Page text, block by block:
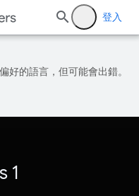
登入
好的語言，但可能會出錯。
1